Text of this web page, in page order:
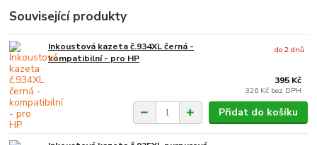
Související produkty
Inkoustová kazeta č.934XL černá -
kompatibilní - pro HP
395 Kč
326 Kč bez DPH
do 2 dnů
Přidat do košíku